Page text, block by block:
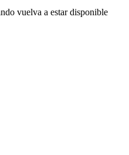
vuelva a estar disponible